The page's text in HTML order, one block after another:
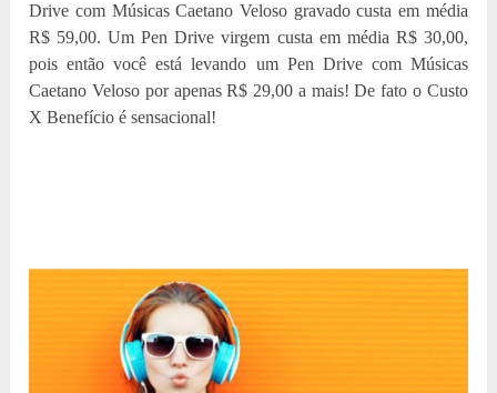
Drive com Músicas Caetano Veloso gravado custa em média
R$ 59,00. Um Pen Drive virgem custa em média R$ 30,00,
pois então você está levando um Pen Drive com Músicas
Caetano Veloso por apenas R$ 29,00 a mais! De fato o Custo
X Benefício é sensacional!